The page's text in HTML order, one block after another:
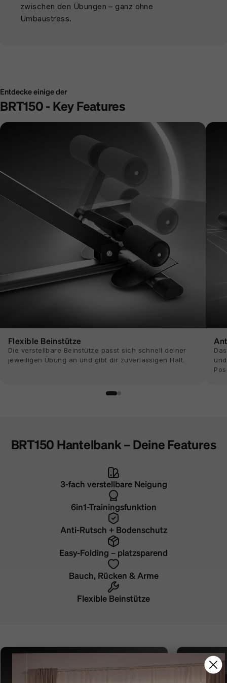
zwischen den Übungen – ganz ohne
Umbaustress.
Entdecke einige der
BRT150 - Key Features
Flexible Beinstütze
Die verstellbare Beinstütze passt sich schnell deiner
jeweiligen Übung an und gibt dir zuverlässigen Halt.
BRT150 Hantelbank – Deine Features
3-fach verstellbare Neigung
6in1-Trainingsfunktion
Anti-Rutsch + Bodenschutz
Easy-Folding – platzsparend
Bauch, Rücken & Arme
Flexible Beinstütze